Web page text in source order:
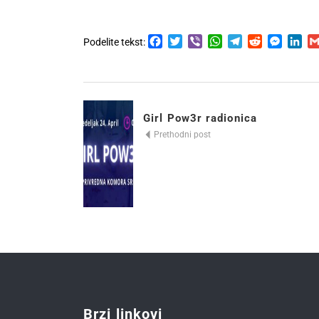
Podelite tekst: Facebook
Twitter
Viber WhatsApp
TelegramReddit
Girl Pow3r radionica
Prethodni post
Brzi linkovi